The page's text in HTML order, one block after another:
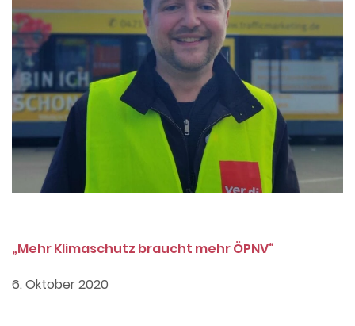
„Mehr Klimaschutz braucht mehr ÖPNV“
6. Oktober 2020